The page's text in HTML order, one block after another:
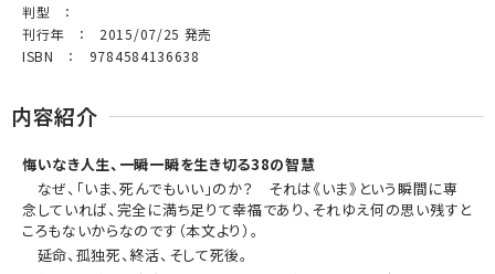
判型 ：
刊行年 ： 2015/07/25 発売
ISBN ： 9784584136638
内容紹介
悔いなき人生、一瞬一瞬を生き切る38の智慧
なぜ、「いま、死んでもいい」のか？ それは《いま》という瞬間に専
念していれば、完全に満ち足りて幸福であり、それゆえ何の思い残すと
ころもないからなのです（本文より）。
延命、孤独死、終活、そして死後。